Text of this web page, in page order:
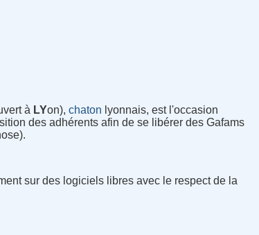
à LYon),chaton lyonnais, est l'occasion
des adhérents afin de se libérer des Gafams
sur des logiciels libres avec le respect de la